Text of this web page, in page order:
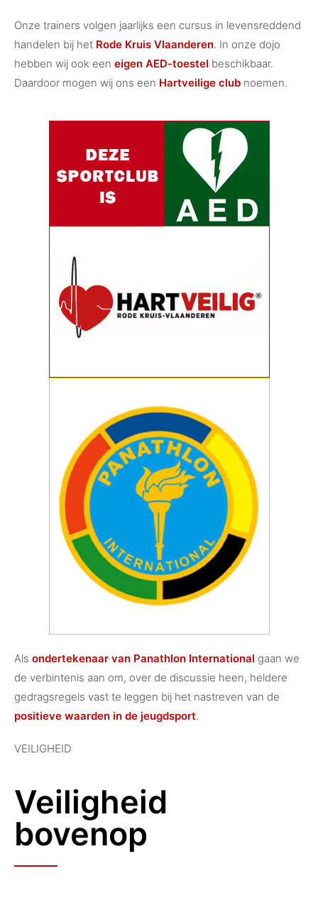
Onze trainers volgen jaarlijks een cursus in levensreddend
handelen bij het Rode Kruis Vlaanderen. In onze dojo
hebben wij ook een eigen AED-toestel beschikbaar.
Daardoor mogen wij ons een Hartveilige club noemen.
Als ondertekenaar van Panathlon International gaan we
de verbintenis aan om, over de discussie heen, heldere
gedragsregels vast te leggen bij het nastreven van de
positieve waarden in de jeugdsport.
VEILIGHEID
Veiligheid
bovenop